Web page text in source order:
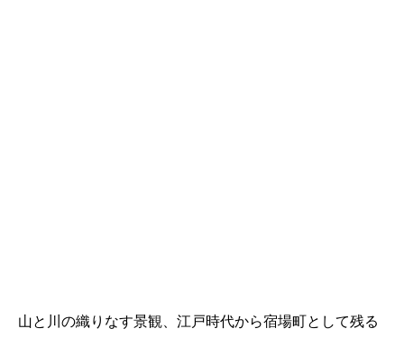
山と川の織りなす景観、江戸時代から宿場町として残る